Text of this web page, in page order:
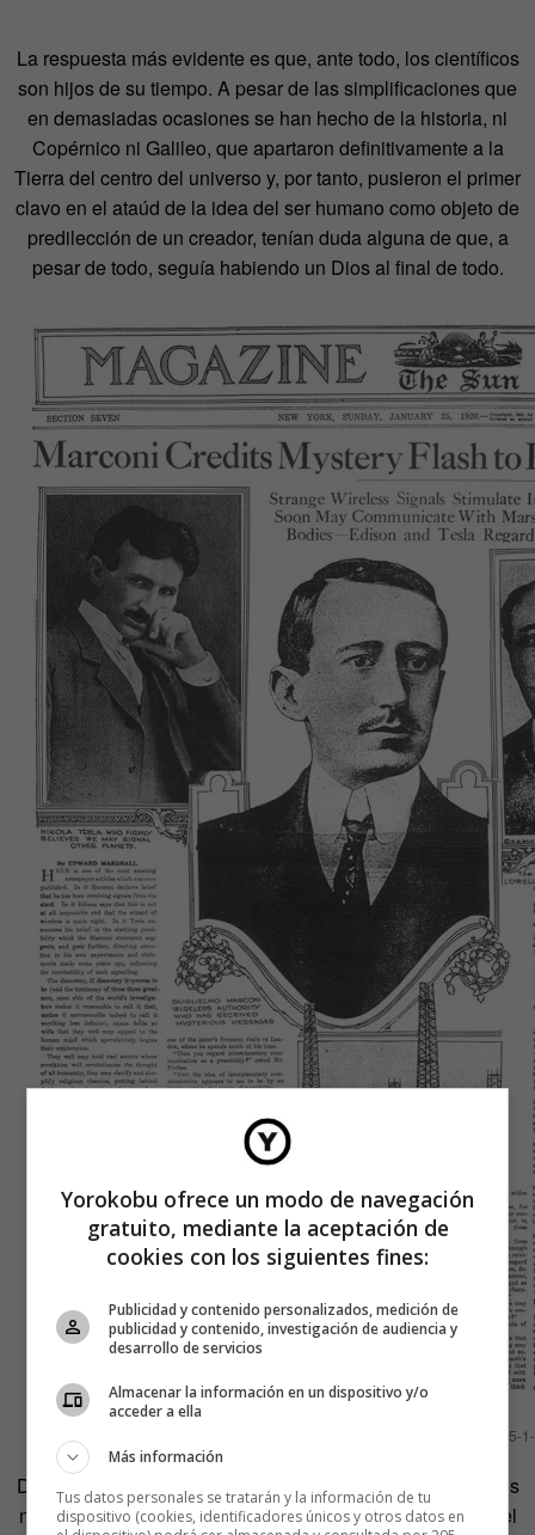
La respuesta más evidente es que, ante todo, los científicos
son hijos de su tiempo. A pesar de las simplificaciones que
en demasiadas ocasiones se han hecho de la historia, ni
Copérnico ni Galileo, que apartaron definitivamente a la
Tierra del centro del universo y, por tanto, pusieron el primer
clavo en el ataúd de la idea del ser humano como objeto de
predilección de un creador, tenían duda alguna de que, a
pesar de todo, seguía habiendo un Dios al final de todo.
The New York Sun, 25-
De la misma forma, cuando Edison quería contactar con los
muertos, no hacía otra cosa que ser hijo de un tiempo en el
Yorokobu ofrece un modo de navegación
gratuito, mediante la aceptación de
cookies con los siguientes fines:
Publicidad y contenido personalizados, medición de
publicidad y contenido, investigación de audiencia y
desarrollo de servicios
Almacenar la información en un dispositivo y/o
acceder a ella
Más información
Tus datos personales se tratarán y la información de tu
dispositivo (cookies, identificadores únicos y otros datos en